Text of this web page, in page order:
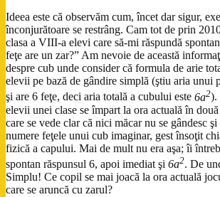
Ideea este că observăm cum, încet dar sigur,
înconjurătoare se restrâng. Cam tot de prin
clasa a VIII-a elevi care să-mi răspundă
feţe are un zar?” Am nevoie de această
despre cub unde consider că formula de arie
elevii pe bază de gândire simplă (ştiu aria unui
şi are 6 feţe, deci aria totală a cubului este 6a2).
elevii unei clase se împart la ora actuală în
care se vede clar că nici măcar nu se gândesc
numere feţele unui cub imaginar, gest însoţit
fizică a capului. Mai de mult nu era aşa; îi
spontan răspunsul 6, apoi imediat şi 6a2. De
Simplu! Ce copil se mai joacă la ora actuală
care se aruncă cu zarul?